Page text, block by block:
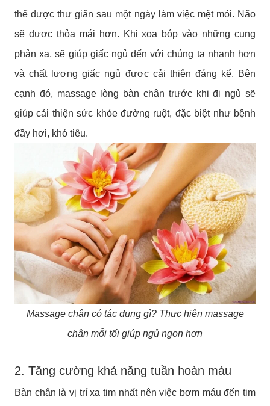
thể được thư giãn sau một ngày làm việc mệt mỏi. Não
sẽ được thỏa mái hơn. Khi xoa bóp vào những cung
phản xạ, sẽ giúp giấc ngủ đến với chúng ta nhanh hơn
và chất lượng giấc ngủ được cải thiện đáng kể. Bên
cạnh đó, massage lòng bàn chân trước khi đi ngủ sẽ
giúp cải thiện sức khỏe đường ruột, đặc biệt như bệnh
đầy hơi, khó tiêu.
Massage chân có tác dụng gì? Thực hiện massage
chân mỗi tối giúp ngủ ngon hơn
2. Tăng cường khả năng tuần hoàn máu
Bàn chân là vị trí xa tim nhất nên việc bơm máu đến tim